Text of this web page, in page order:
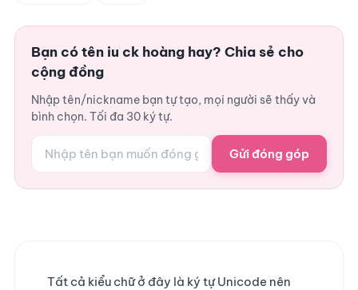
Bạn có tên iu ck hoàng hay? Chia sẻ cho
cộng đồng
Nhập tên/nickname bạn tự tạo, mọi người sẽ thấy và
bình chọn. Tối đa 30 ký tự.
Gửi đóng góp
Tất cả kiểu chữ ở đây là ký tự Unicode nên